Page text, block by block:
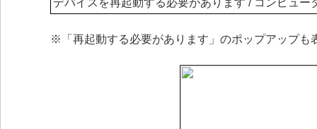
デバイスを再起動する必要があります / コンピュ
※「再起動する必要があります」のポップアップも